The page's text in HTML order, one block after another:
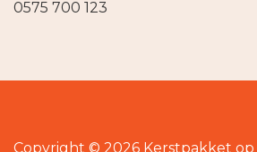
0575 700 123
Copyright © 2026 Kerstpakket op